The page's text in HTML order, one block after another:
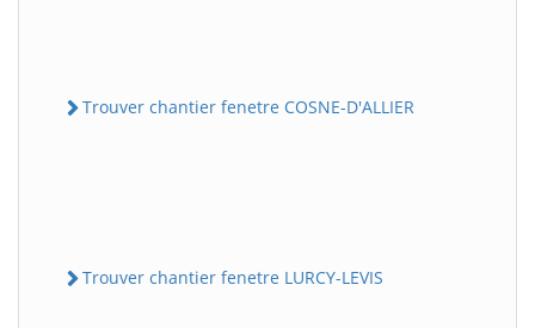
Trouver chantier fenetre COSNE-D'ALLIER
Trouver chantier fenetre LURCY-LEVIS